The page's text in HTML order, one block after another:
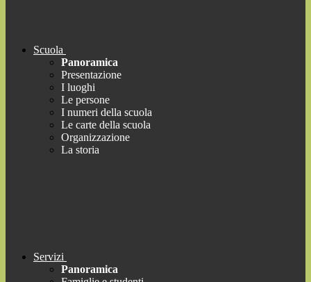
Scuola
Panoramica
Presentazione
I luoghi
Le persone
I numeri della scuola
Le carte della scuola
Organizzazione
La storia
Servizi
Panoramica